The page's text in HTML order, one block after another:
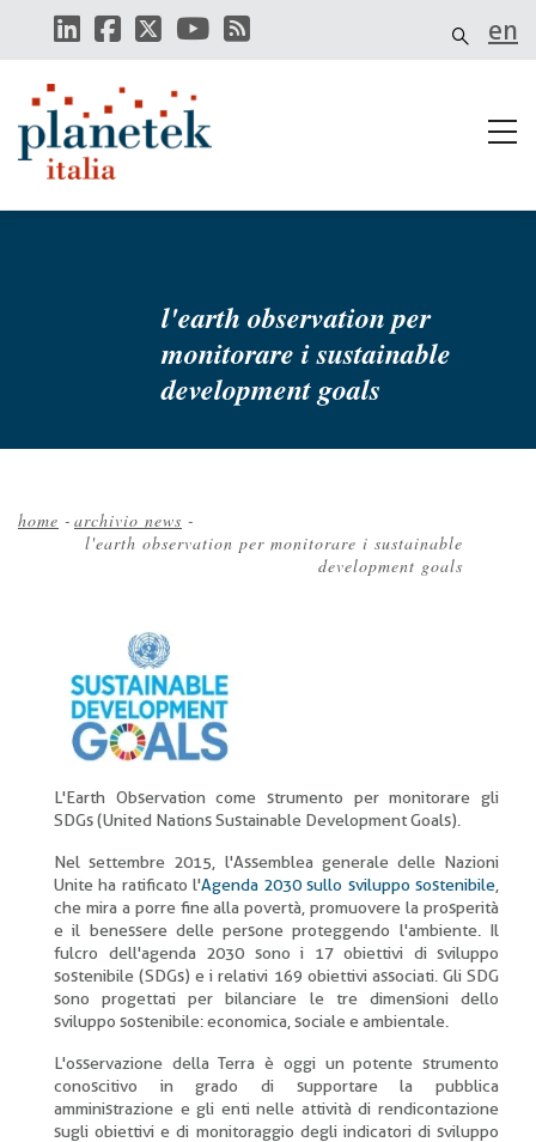
contenuto
en
l'earth observation per
monitorare i sustainable
development goals
Briciole
home - archivio news -
l'earth observation per monitorare i sustainable
development goals
L'Earth Observation come strumento per monitorare gli
SDGs (United Nations Sustainable Development Goals).
Nel settembre 2015, l'Assemblea generale delle Nazioni
Unite ha ratificato l'Agenda 2030 sullo sviluppo sostenibile
che mira a porre fine alla povertà, promuovere la prosperità
e il benessere delle persone proteggendo l'ambiente. Il
fulcro dell'agenda 2030 sono i 17 obiettivi di sviluppo
sostenibile (SDGs) e i relativi 169 obiettivi associati. Gli SDG
sono progettati per bilanciare le tre dimensioni dello
sviluppo sostenibile: economica, sociale e ambientale.
L'osservazione della Terra è oggi un potente strumento
conoscitivo in grado di supportare la pubblica
amministrazione e gli enti nelle attività di rendicontazione
sugli obiettivi e di monitoraggio degli indicatori di sviluppo